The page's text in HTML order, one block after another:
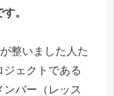
。
整いました人た
ェクトである
バー（レッス